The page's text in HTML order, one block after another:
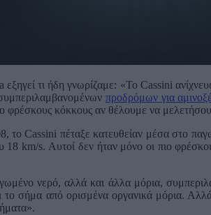
τι ήδη γνωρίζαμε: «Το Cassini
προδρόμων για
φρέσκους κόκκους αν θέλουμε να
το Cassini πέταξε κατευθείαν μέσα στο
18 km/s. Αυτοί δεν ήταν μόνο οι πιο
νερό, αλλά και άλλα μόρια,
σήμα από ορισμένα οργανικά μόρια.